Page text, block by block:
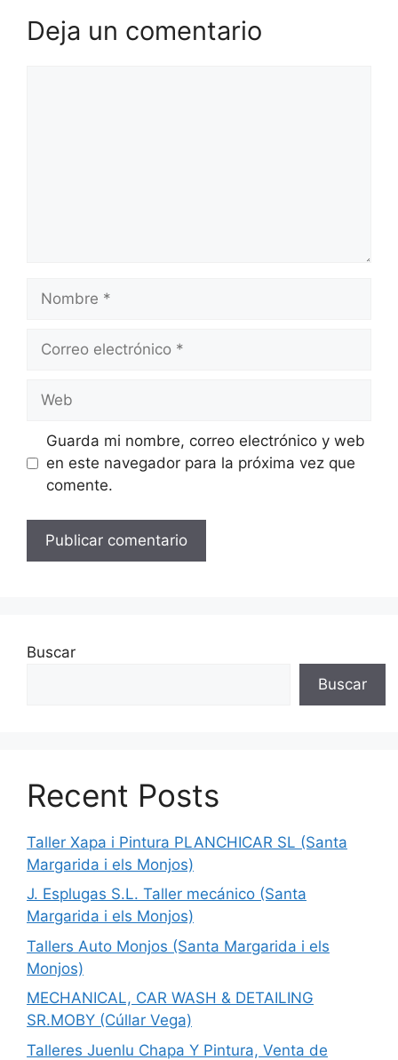
Deja un comentario
Nombre
Correo
Web
Guarda mi nombre, correo electrónico y web
en este navegador para la próxima vez que
comente.
Buscar
Buscar
Recent Posts
Taller Xapa i Pintura PLANCHICAR SL (Santa
Margarida i els Monjos)
J. Esplugas S.L. Taller mecánico (Santa
Margarida i els Monjos)
Tallers Auto Monjos (Santa Margarida i els
Monjos)
MECHANICAL, CAR WASH & DETAILING
SR.MOBY (Cúllar Vega)
Talleres Juenlu Chapa Y Pintura, Venta de